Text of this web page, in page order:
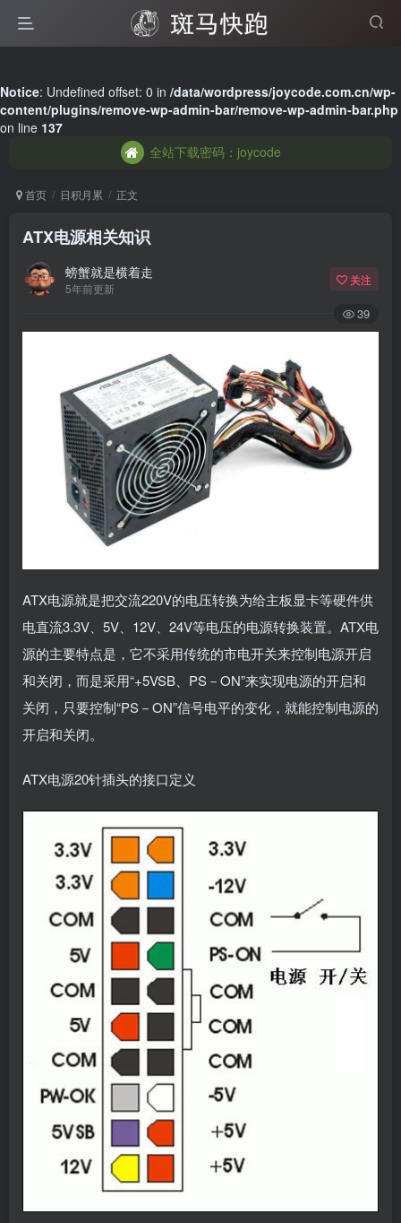
Notice: Undefined offset: 0 in /data/wordpress/joycode.com.cn/wp-
content/plugins/remove-wp-admin-bar/remove-wp-admin-bar.php
on line 137
全站下载密码：joycode
全站下载密码：joycode
全站下载密码：joycode
首页 日积月累 正文
ATX电源相关知识
螃蟹就是横着走
5年前更新
关注
39
ATX电源就是把交流220V的电压转换为给主板显卡等硬件供
电直流3.3V、5V、12V、24V等电压的电源转换装置。ATX电
源的主要特点是，它不采用传统的市电开关来控制电源开启
和关闭，而是采用“+5VSB、PS－ON”来实现电源的开启和
关闭，只要控制“PS－ON”信号电平的变化，就能控制电源的
开启和关闭。
ATX电源20针插头的接口定义